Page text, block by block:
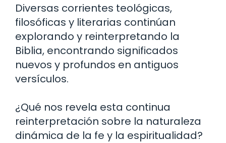
Diversas corrientes teológicas,
filosóficas y literarias continúan
explorando y reinterpretando la
Biblia, encontrando significados
nuevos y profundos en antiguos
versículos.
¿Qué nos revela esta continua
reinterpretación sobre la naturaleza
dinámica de la fe y la espiritualidad?